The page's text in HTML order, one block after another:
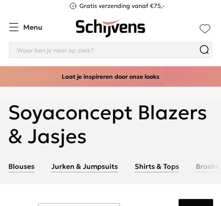
Gratis verzending vanaf €75,-
Menu
Laat je inspireren door onze looks
Soyaconcept Blazers
& Jasjes
Blouses Jurken & Jumpsuits Shirts & Tops